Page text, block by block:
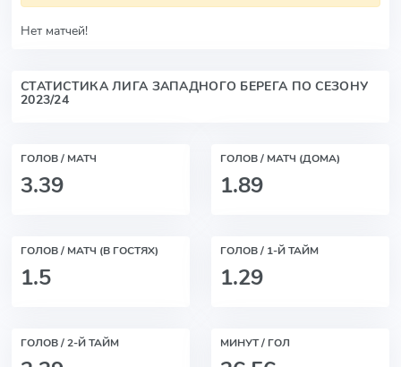
Нет матчей!
СТАТИСТИКА ЛИГА ЗАПАДНОГО БЕРЕГА ПО СЕЗОНУ
2023/24
ГОЛОВ / МАТЧ
3.39
ГОЛОВ / МАТЧ (ДОМА)
1.89
ГОЛОВ / МАТЧ (В ГОСТЯХ)
1.5
ГОЛОВ / 1-Й ТАЙМ
1.29
ГОЛОВ / 2-Й ТАЙМ МИНУТ / ГОЛ